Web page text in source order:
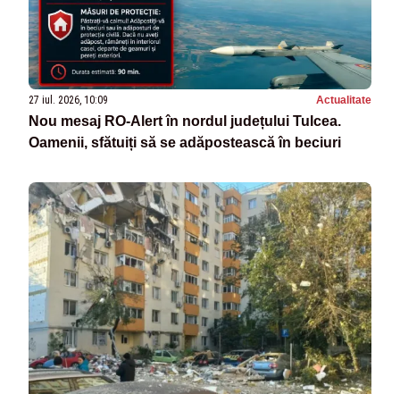
27 iul. 2026, 10:09 Actualitate
Nou mesaj RO-Alert în nordul județului Tulcea.
Oamenii, sfătuiți să se adăpostească în beciuri